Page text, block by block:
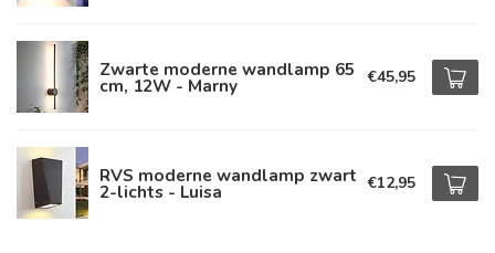
Zwarte moderne wandlamp 65
cm, 12W - Marny €45,95
RVS moderne wandlamp zwart
2-lichts - Luisa €12,95